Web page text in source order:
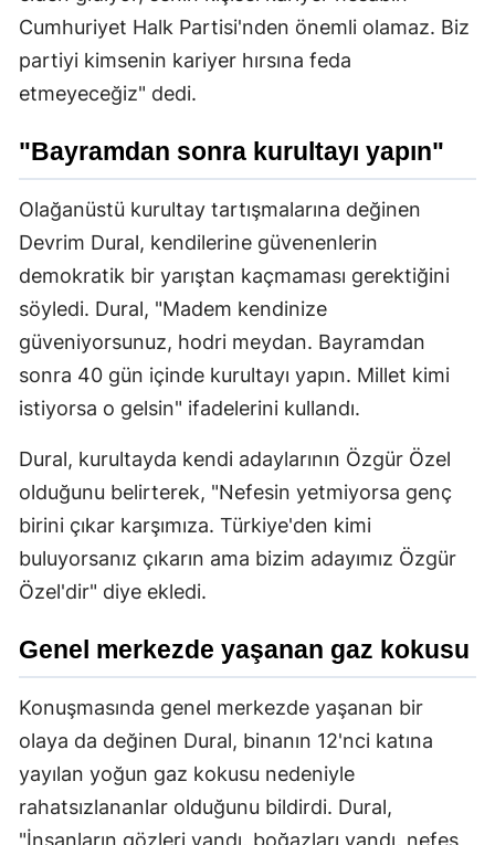
Cumhuriyet Halk Partisi'nden önemli olamaz. Biz
partiyi kimsenin kariyer hırsına feda
etmeyeceğiz" dedi.
"Bayramdan sonra kurultayı yapın"
Olağanüstü kurultay tartışmalarına değinen
Devrim Dural, kendilerine güvenenlerin
demokratik bir yarıştan kaçmaması gerektiğini
söyledi. Dural, "Madem kendinize
güveniyorsunuz, hodri meydan. Bayramdan
sonra 40 gün içinde kurultayı yapın. Millet kimi
istiyorsa o gelsin" ifadelerini kullandı.
Dural, kurultayda kendi adaylarının Özgür Özel
olduğunu belirterek, "Nefesin yetmiyorsa genç
birini çıkar karşımıza. Türkiye'den kimi
buluyorsanız çıkarın ama bizim adayımız Özgür
Özel'dir" diye ekledi.
Genel merkezde yaşanan gaz kokusu
Konuşmasında genel merkezde yaşanan bir
olaya da değinen Dural, binanın 12'nci katına
yayılan yoğun gaz kokusu nedeniyle
rahatsızlananlar olduğunu bildirdi. Dural,
"İnsanların gözleri yandı, boğazları yandı, nefes